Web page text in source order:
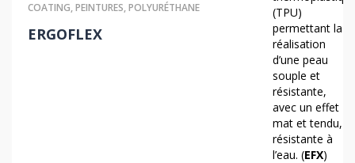
COATING,PEINTURES,POLYURÉTHANE
ERGOFLEX
(TPU)
permettant la
réalisation
d’une peau
souple et
résistante,
avec un effet
mat et tendu,
résistante à
l’eau. (EFX)